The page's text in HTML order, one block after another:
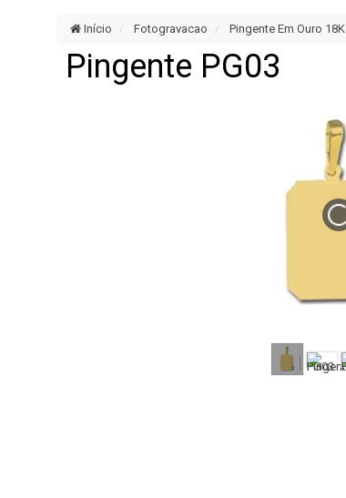
Início Fotogravacao Pingente Em Ouro 18K
Pingente PG03